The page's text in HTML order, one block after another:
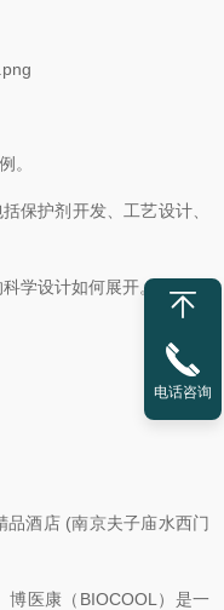
。
保护剂开发、工艺设计、
学设计如何展开。
品酒店 (南京夫子庙水西门
博医康（BIOCOOL）是一
电话咨询